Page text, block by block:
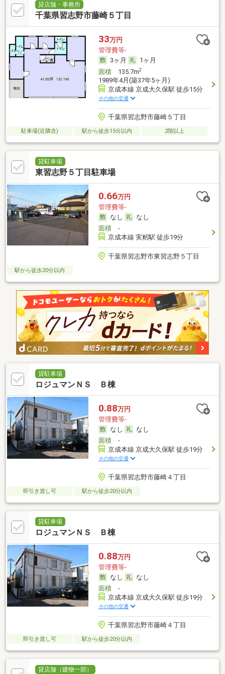
貸店舗・事務所
千葉県習志野市藤崎５丁目
33万円
管理費等-
3ヶ月
1ヶ月
面積135.7m2
1989年4月(築37年5ヶ月)
京成本線 京成大久保駅 徒歩15分
その他の交通
千葉県習志野市藤崎５丁目
駐車場(近隣含) 駅から徒歩15分以内 2階以上
貸駐車場
東習志野５丁目駐車場
0.66万円
管理費等-
なし
なし
面積-
京成本線 実籾駅 徒歩19分
千葉県習志野市東習志野５丁目
駅から徒歩20分以内
貸駐車場
ロジュマンＮＳ Ｂ棟
0.88万円
管理費等-
なし
なし
面積-
京成本線 京成大久保駅 徒歩19分
その他の交通
千葉県習志野市藤崎４丁目
即引き渡し可 駅から徒歩20分以内
貸駐車場
ロジュマンＮＳ Ｂ棟
0.88万円
管理費等-
なし
なし
面積-
京成本線 京成大久保駅 徒歩19分
その他の交通
千葉県習志野市藤崎４丁目
即引き渡し可 駅から徒歩20分以内
貸店舗（建物一部）